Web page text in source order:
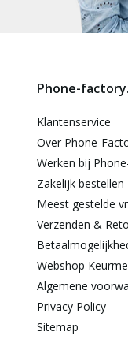
Phone-
Klantenservice
Over Phone-
Werken bij
Zakelijk bestellen
Meest gestelde
Verzenden &
Webshop
Algemene
Privacy Policy
Sitemap